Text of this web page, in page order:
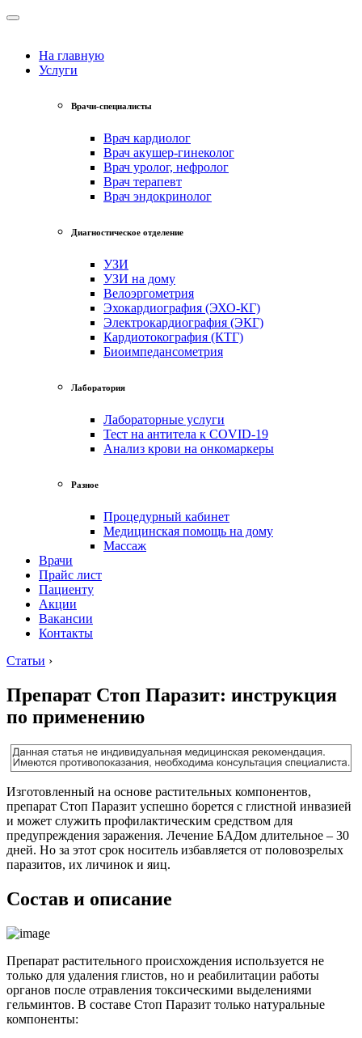
На главную
Услуги
Врачи-специалисты
Врач кардиолог
Врач акушер-гинеколог
Врач уролог, нефролог
Врач терапевт
Врач эндокринолог
Диагностическое отделение
УЗИ
УЗИ на дому
Велоэргометрия
Эхокардиография (ЭХО-КГ)
Электрокардиография (ЭКГ)
Кардиотокография (КТГ)
Биоимпедансометрия
Лаборатория
Лабораторные услуги
Тест на антитела к COVID-19
Анализ крови на онкомаркеры
Разное
Процедурный кабинет
Медицинская помощь на дому
Массаж
Врачи
Прайс лист
Пациенту
Акции
Вакансии
Контакты
Статьи ›
Препарат Стоп Паразит: инструкция
по применению
Изготовленный на основе растительных компонентов,
препарат Стоп Паразит успешно борется с глистной инвазией
и может служить профилактическим средством для
предупреждения заражения. Лечение БАДом длительное – 30
дней. Но за этот срок носитель избавляется от половозрелых
паразитов, их личинок и яиц.
Состав и описание
Препарат растительного происхождения используется не
только для удаления глистов, но и реабилитации работы
органов после отравления токсическими выделениями
гельминтов. В составе Стоп Паразит только натуральные
компоненты: